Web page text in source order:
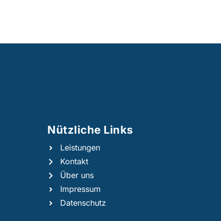
Nützliche Links​
Leistungen
Kontakt
Über uns
Impressum
Datenschutz